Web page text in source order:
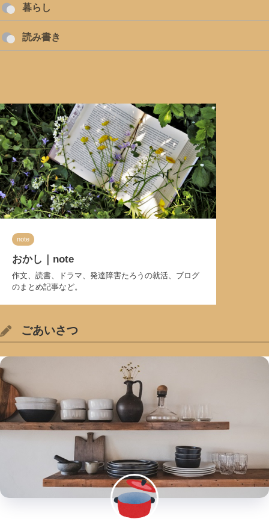
暮らし
読み書き
note
おかし｜note
作文、読書、ドラマ、発達障害たろうの就活、ブログ
のまとめ記事など。
ごあいさつ